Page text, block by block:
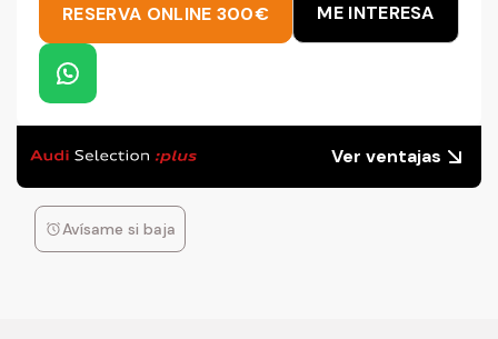
RESERVA ONLINE 300€ ME INTERESA
Ver ventajas
Avísame si baja